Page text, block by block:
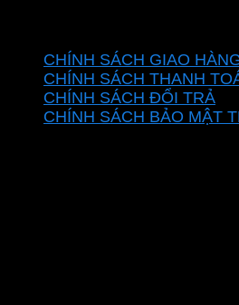
CHÍNH SÁCH GIAO
CHÍNH SÁCH THANH
CHÍNH SÁCH ĐỔI TRẢ
CHÍNH SÁCH BẢO MẬT